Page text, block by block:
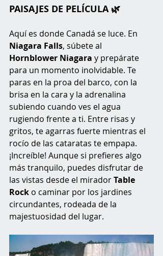
PAISAJES DE PELÍCULA 🌿
Aquí es donde Canadá se luce. En
Niagara Falls, súbete al
Hornblower Niagara y prepárate
para un momento inolvidable. Te
paras en la proa del barco, con la
brisa en la cara y la adrenalina
subiendo cuando ves el agua
rugiendo frente a ti. Entre risas y
gritos, te agarras fuerte mientras el
rocío de las cataratas te empapa.
¡Increíble! Aunque si prefieres algo
más tranquilo, puedes disfrutar de
las vistas desde el mirador Table
Rock o caminar por los jardines
circundantes, rodeada de la
majestuosidad del lugar.